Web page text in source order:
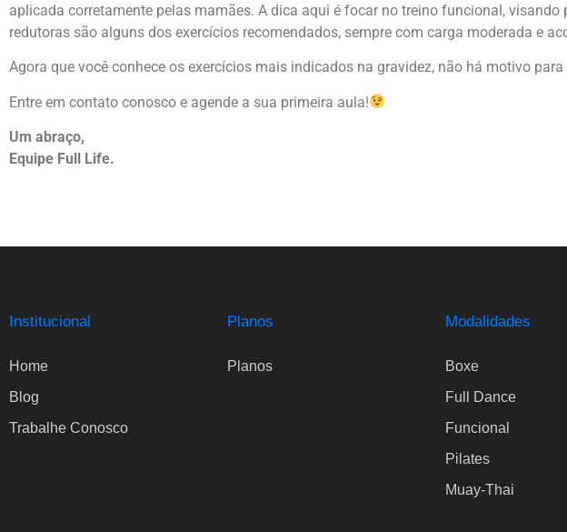
aplicada corretamente pelas mamães. A dica aqui é focar no treino funcional,
redutoras são alguns dos exercícios recomendados, sempre com carga moderada e
Agora que você conhece os exercícios mais indicados na gravidez, não há motivo
Entre em contato conosco e agende a sua primeira aula!
Um abraço,
Equipe Full Life.
Institucional
Home
Blog
Trabalhe Conosco
Planos
Planos
Modalidades
Boxe
Full Dance
Funcional
Pilates
Muay-Thai